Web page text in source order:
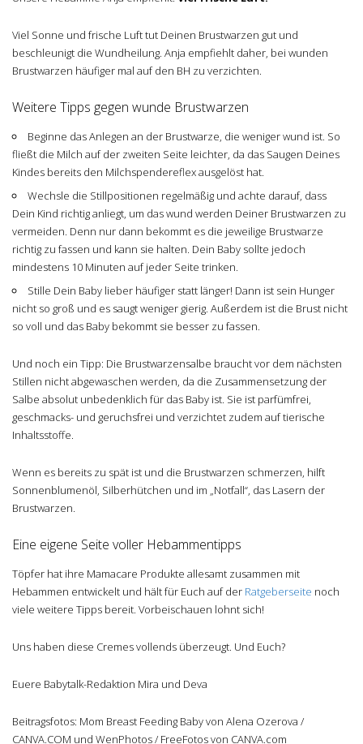
Viel Sonne und frische Luft tut Deinen Brustwarzen gut und
beschleunigt die Wundheilung. Anja empfiehlt daher, bei wunden
Brustwarzen häufiger mal auf den BH zu verzichten.
Weitere Tipps gegen wunde Brustwarzen
Beginne das Anlegen an der Brustwarze, die weniger wund ist. So
fließt die Milch auf der zweiten Seite leichter, da das Saugen Deines
Kindes bereits den Milchspendereflex ausgelöst hat.
Wechsle die Stillpositionen regelmäßig und achte darauf, dass
Dein Kind richtig anliegt, um das wund werden Deiner Brustwarzen zu
vermeiden. Denn nur dann bekommt es die jeweilige Brustwarze
richtig zu fassen und kann sie halten. Dein Baby sollte jedoch
mindestens 10 Minuten auf jeder Seite trinken.
Stille Dein Baby lieber häufiger statt länger! Dann ist sein Hunger
nicht so groß und es saugt weniger gierig. Außerdem ist die Brust nicht
so voll und das Baby bekommt sie besser zu fassen.
Und noch ein Tipp: Die Brustwarzensalbe braucht vor dem nächsten
Stillen nicht abgewaschen werden, da die Zusammensetzung der
Salbe absolut unbedenklich für das Baby ist. Sie ist parfümfrei,
geschmacks- und geruchsfrei und verzichtet zudem auf tierische
Inhaltsstoffe.
Wenn es bereits zu spät ist und die Brustwarzen schmerzen, hilft
Sonnenblumenöl, Silberhütchen und im „Notfall“, das Lasern der
Brustwarzen.
Eine eigene Seite voller Hebammentipps
Töpfer hat ihre Mamacare Produkte allesamt zusammen mit
Hebammen entwickelt und hält für Euch auf der Ratgeberseite noch
viele weitere Tipps bereit. Vorbeischauen lohnt sich!
Uns haben diese Cremes vollends überzeugt. Und Euch?
Euere Babytalk-Redaktion Mira und Deva
Beitragsfotos: Mom Breast Feeding Baby von Alena Ozerova /
CANVA.COM und WenPhotos / FreeFotos von CANVA.com